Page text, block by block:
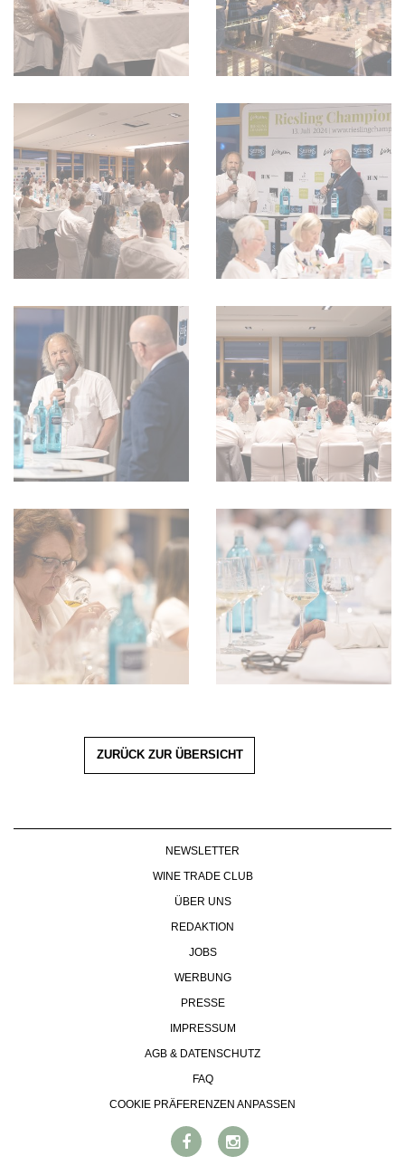
ZURÜCK ZUR ÜBERSICHT
NEWSLETTER
WINE TRADE CLUB
ÜBER UNS
REDAKTION
JOBS
WERBUNG
PRESSE
IMPRESSUM
AGB & DATENSCHUTZ
FAQ
COOKIE PRÄFERENZEN ANPASSEN